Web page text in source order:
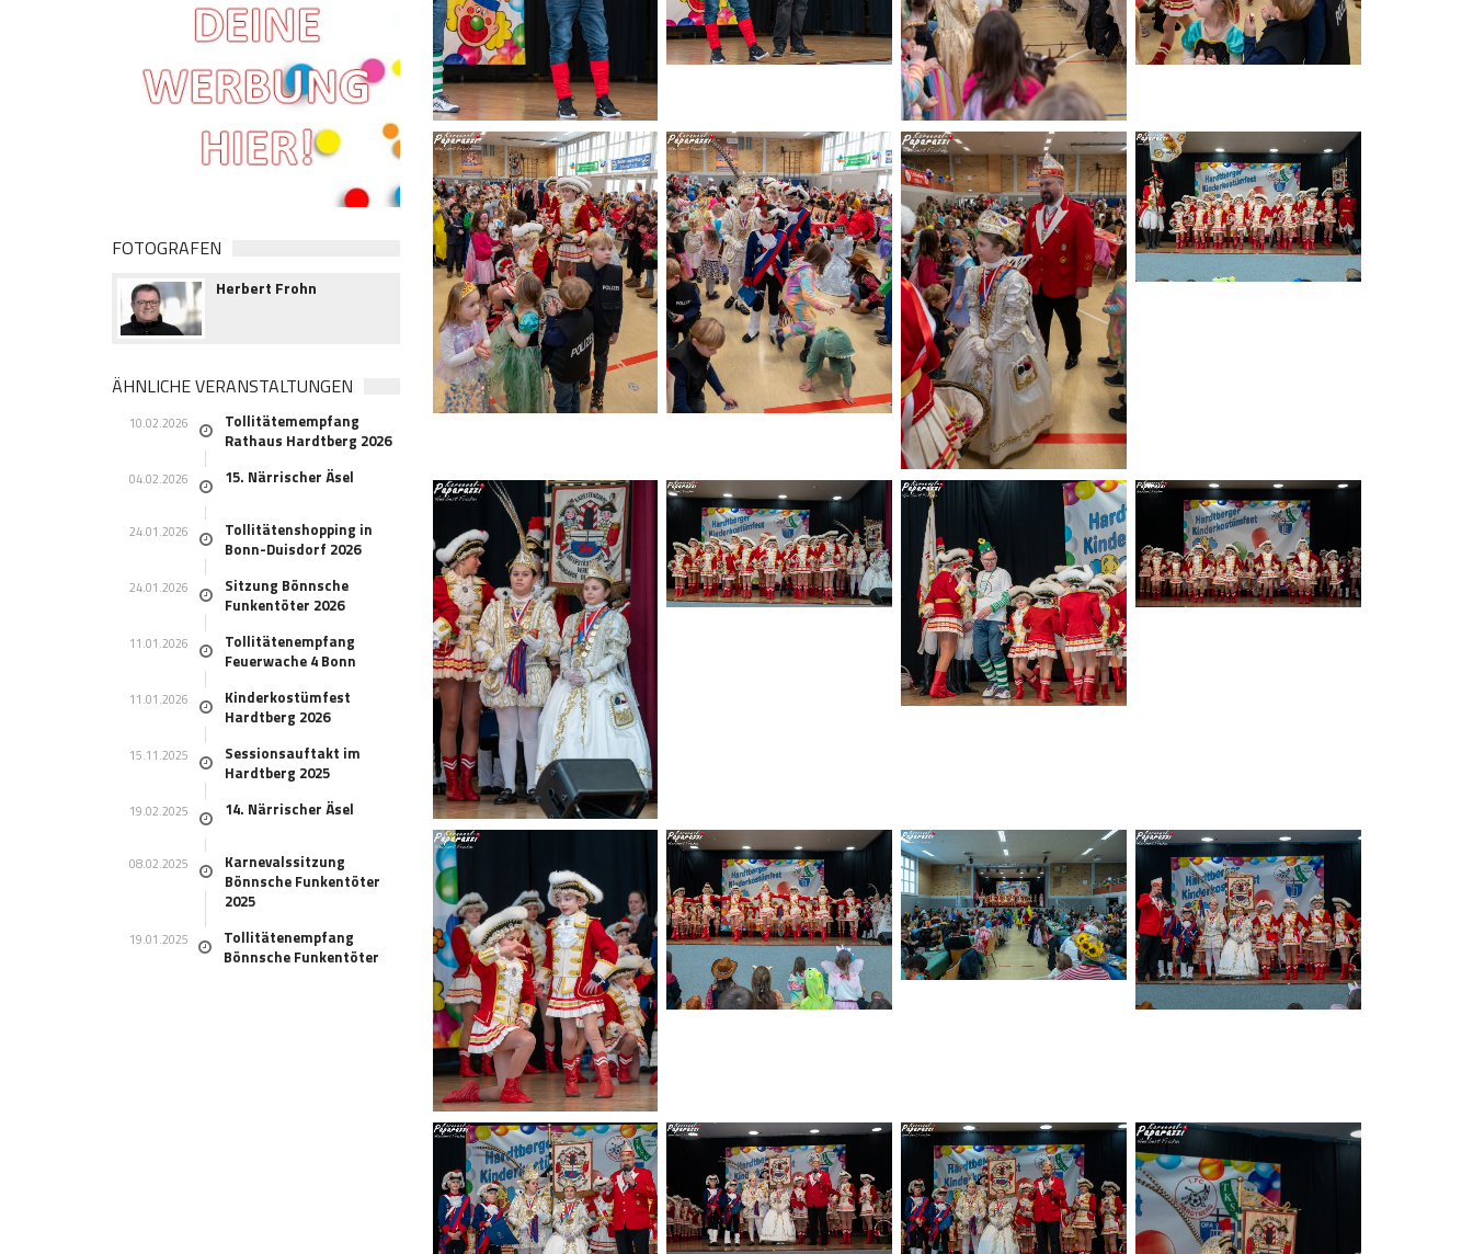
FOTOGRAFEN
Herbert Frohn
ÄHNLICHE VERANSTALTUNGEN
10.02.2026
Tollitätemempfang
Rathaus Hardtberg 2026
04.02.2026 15. Närrischer Äsel
24.01.2026
Tollitätenshopping in
Bonn-Duisdorf 2026
24.01.2026
Sitzung Bönnsche
Funkentöter 2026
11.01.2026
Tollitätenempfang
Feuerwache 4 Bonn
11.01.2026
Kinderkostümfest
Hardtberg 2026
15.11.2025
Sessionsauftakt im
Hardtberg 2025
19.02.2025 14. Närrischer Äsel
08.02.2025
Karnevalssitzung
Bönnsche Funkentöter
2025
19.01.2025
Tollitätenempfang
Bönnsche Funkentöter